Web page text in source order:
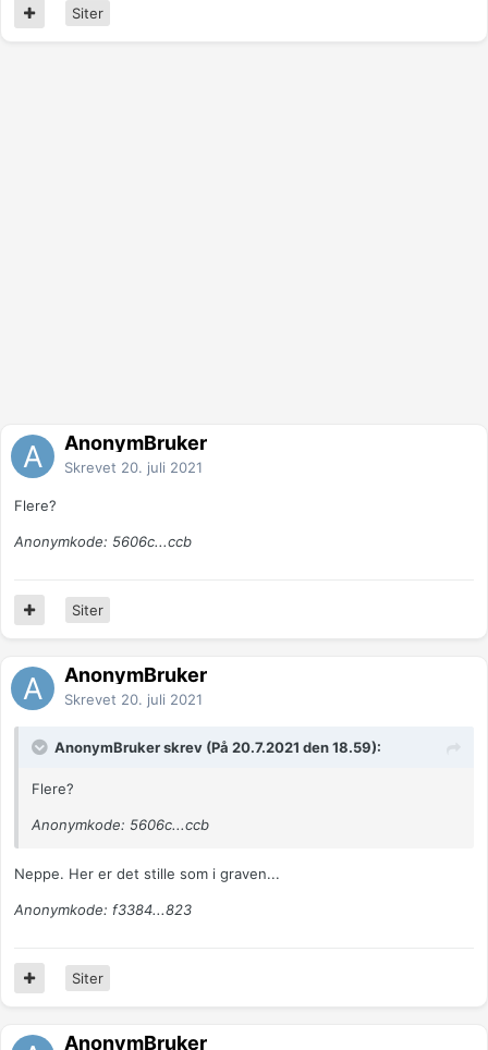
Siter
AnonymBruker
Skrevet 20. juli 2021
Flere?
Anonymkode: 5606c...ccb
Siter
AnonymBruker
Skrevet 20. juli 2021
AnonymBruker skrev (På 20.7.2021 den 18.59):
Flere?
Anonymkode: 5606c...ccb
Neppe. Her er det stille som i graven...
Anonymkode: f3384...823
Siter
AnonymBruker